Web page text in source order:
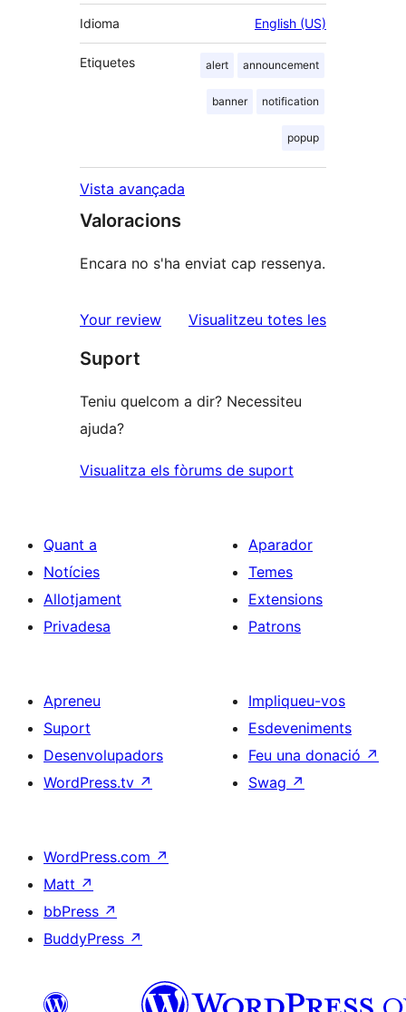
Idioma English (US)
Etiquetes alert announcement
banner notification
popup
Vista avançada
Valoracions
Encara no s'ha enviat cap ressenya.
Your review Visualitzeu totes lesressenyes
Suport
Teniu quelcom a dir? Necessiteu
ajuda?
Visualitza els fòrums de suport
Quant a
Notícies
Allotjament
Privadesa
Aparador
Temes
Extensions
Patrons
Apreneu
Suport
Desenvolupadors
WordPress.tv ↗
Impliqueu-vos
Esdeveniments
Feu una donació ↗
Swag ↗
WordPress.com ↗
Matt ↗
bbPress ↗
BuddyPress ↗